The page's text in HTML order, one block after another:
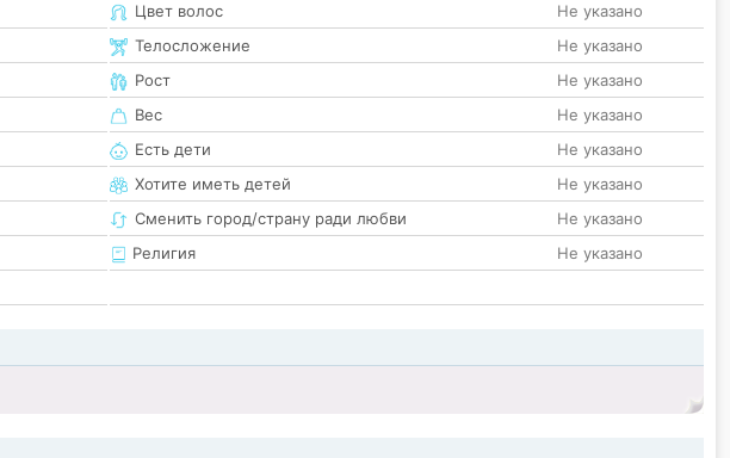
Цвет волос
Не указано
Телосложение
Не указано
Рост
Не указано
Вес
Не указано
Есть дети
Не указано
Хотите иметь детей
Не указано
Сменить город/страну ради любви
Не указано
Религия
Не указано